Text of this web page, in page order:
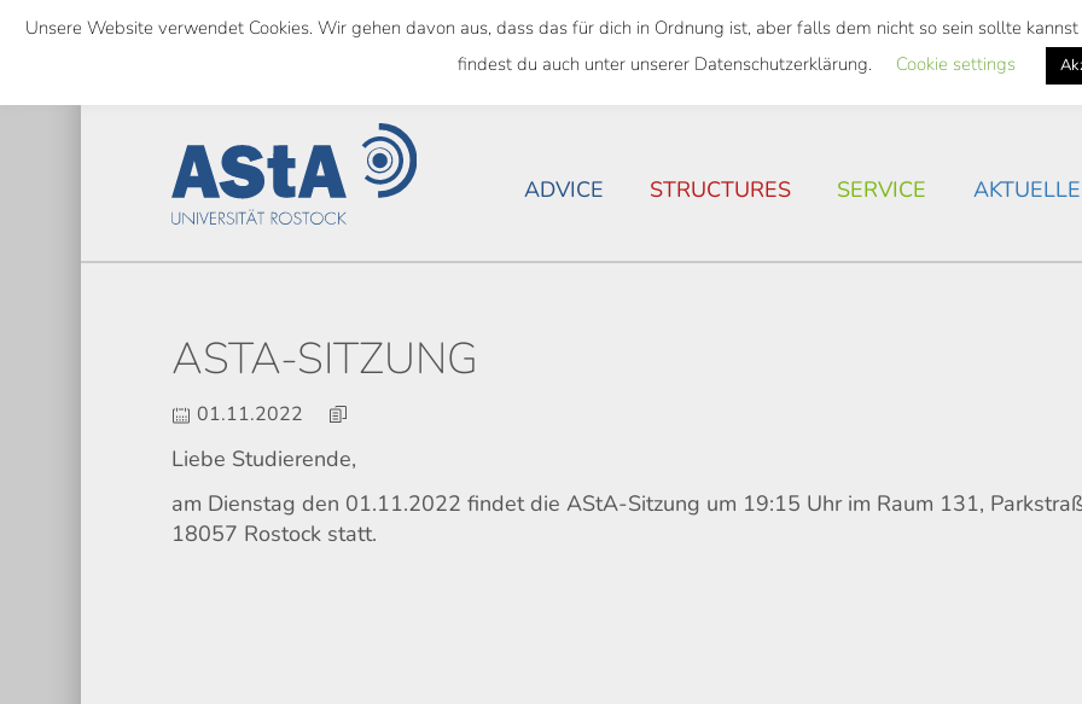
Skip
content
NATIONWIDE SEMESTER TICKET HOUSING SITUATION IN
ADVICE STRUCTURES SERVICE
ASTA-SITZUNG
01.11.2022
Liebe Studierende,
am Dienstag den 01.11.2022 findet die AStA-Sitzung um 19:15 Uhr im Raum 131,
18057 Rostock statt.
Unsere Website verwendet Cookies. Wir gehen davon aus, dass das für dich in Ordnung ist, aber falls dem nicht so sein sollte
findest du auch unter unserer Datenschutzerklärung.
Cookie settings